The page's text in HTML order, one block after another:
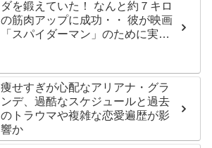
ダを鍛えていた！ なんと約７キロ
の筋肉アップに成功・・ 彼が映画
「スパイダーマン」のために実践
痩せすぎが心配なアリアナ・グラ
ンデ、過酷なスケジュールと過去
のトラウマや複雑な恋愛遍歴が影
響か